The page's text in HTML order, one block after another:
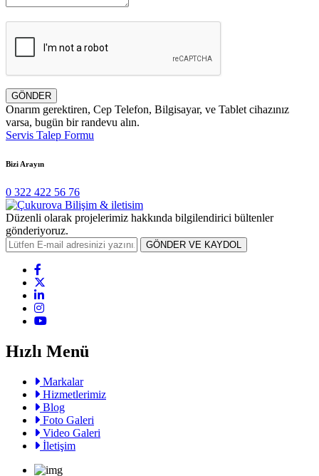
GÖNDER
Onarım gerektiren, Cep Telefon, Bilgisayar, ve Tablet cihazınız
varsa, bugün bir randevu alın.
Servis Talep Formu
Bizi Arayın
0 322 422 56 76
Düzenli olarak projelerimiz hakkında bilgilendirici bültenler
gönderiyoruz.
GÖNDER VE KAYDOL
Hızlı Menü
Markalar
Hizmetlerimiz
Blog
Foto Galeri
Video Galeri
İletişim